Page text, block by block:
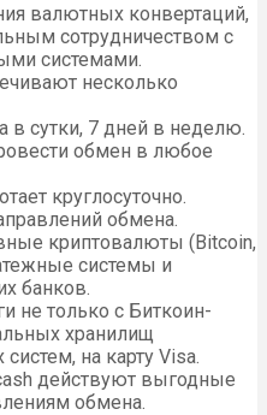
валютных конвертаций,
сотрудничеством с
системами.
несколько
в сутки, 7 дней в неделю.
обмен в любое
круглосуточно.
обмена.
криптовалюты (Bitcoin,
системы и
банков.
не только с Биткоин-
хранилищ
на карту Visa.
действуют выгодные
обмена.